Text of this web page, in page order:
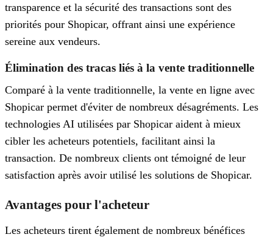
transparence et la sécurité des transactions sont des
priorités pour Shopicar, offrant ainsi une expérience
sereine aux vendeurs.
Élimination des tracas liés à la vente traditionnelle
Comparé à la vente traditionnelle, la vente en ligne avec
Shopicar permet d'éviter de nombreux désagréments. Les
technologies AI utilisées par Shopicar aident à mieux
cibler les acheteurs potentiels, facilitant ainsi la
transaction. De nombreux clients ont témoigné de leur
satisfaction après avoir utilisé les solutions de Shopicar.
Avantages pour l'acheteur
Les acheteurs tirent également de nombreux bénéfices